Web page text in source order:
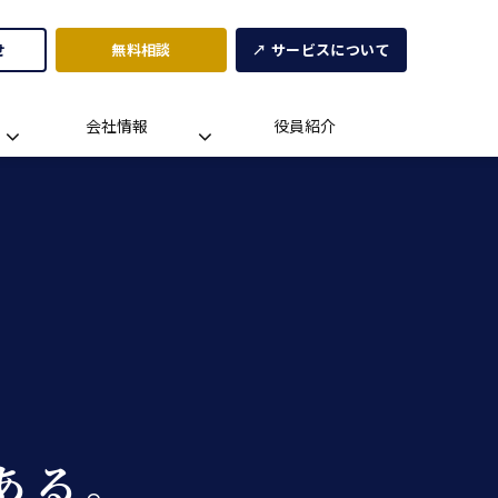
無料相談 ↗ サービスについて
会社情報 役員紹介
。